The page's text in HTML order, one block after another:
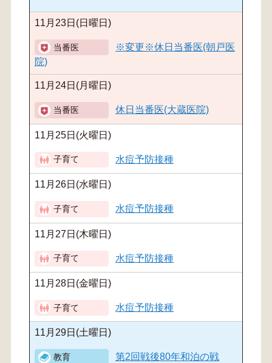
11月23日(日曜日)
※変更※休日当番医(朝戸医
院)
11月24日(月曜日)
休日当番医(大蔵医院)
11月25日(火曜日)
水痘予防接種
11月26日(水曜日)
水痘予防接種
11月27日(木曜日)
水痘予防接種
11月28日(金曜日)
水痘予防接種
11月29日(土曜日)
第2回戦後80年和泊の戦